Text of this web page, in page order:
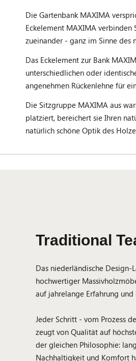
Die Gartenbank MAXIMA
Eckelement MAXIMA
zueinander - ganz im Sinne des
Das Eckelement zur Bank
unterschiedlichen oder
angenehmen Rückenlehne für
Die Sitzgruppe MAXIMA aus
platziert, bereichert sie Ihren
natürlich schöne Optik des
Traditional
Das niederländische
hochwertiger
auf jahrelange Erfahrung
Jeder Schritt - vom Prozess
zeugt von Qualität auf
der gleichen Philosophie:
Nachhaltigkeit und Komfort